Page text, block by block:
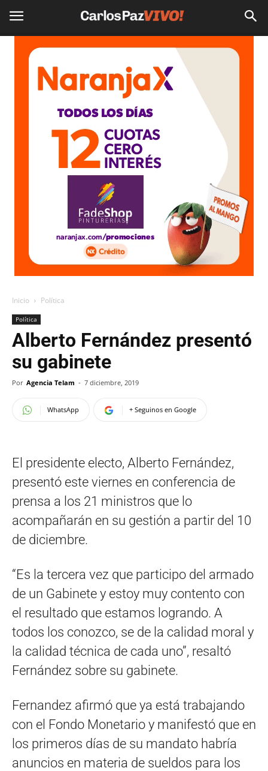
Inicio Política
Política
Alberto Fernández presentó
su gabinete
Por Agencia Telam - 7 diciembre, 2019
WhatsApp + Seguinos en Google
El presidente electo, Alberto Fernández,
presentó este viernes en conferencia de
prensa a los 21 ministros que lo
acompañarán en su gestión a partir del 10
de diciembre.
“Es la tercera vez que participo del armado
de un Gabinete y estoy muy contento con
el resultado que estamos logrando. A
todos los conozco, se de la calidad moral y
la calidad técnica de cada uno”, resaltó
Fernández sobre su gabinete.
Fernandez afirmó que ya está trabajando
con el Fondo Monetario y manifestó que en
los primeros días de su mandato habría
anuncios en materia de sueldos para los